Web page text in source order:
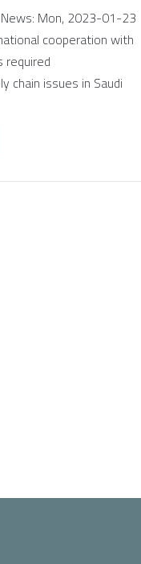
Mon, 2023-01-23
cooperation with
required
chain issues in Saudi